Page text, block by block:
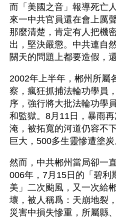
而「美國之音」報導死亡
來一中共官員還在會上厲
那麼清楚，肯定有人把機
出，堅決嚴懲。中共連自
關天的問題上都要造假，
2002年上半年，郴州所屬
察，瘋狂抓捕法輪功學員
序，強行將大批法輪功學
和監獄。8月11日，暴雨
淹，被拓寬的河道仍容不
巨大，500多生靈慘遭塗炭
然而，中共郴州當局卻一
006年，7月15日的「碧利
美」二次颱風，又一次給
壞，被人稱爲：天崩地裂
災害中損失慘重，所屬縣